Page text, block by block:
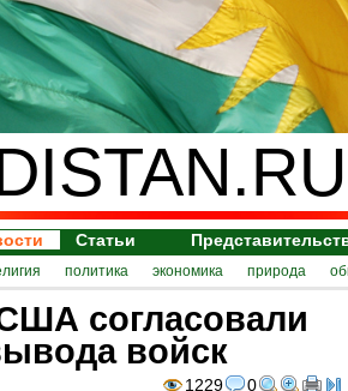
Статьи
политика экономика природа
согласовали
войск
1229 0